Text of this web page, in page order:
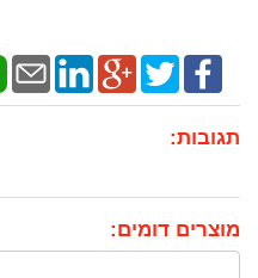
תגובות:
מוצרים דומים: